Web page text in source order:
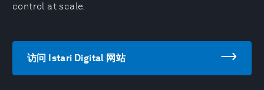
control at scale.
访问 Istari Digital 网站